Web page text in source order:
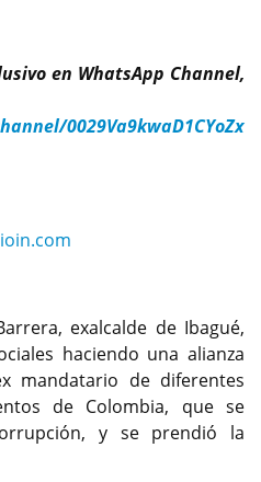
en WhatsApp Channel,
0029Va9kwaD1CYoZx
exalcalde de Ibagué,
haciendo una alianza
mandatario de diferentes
de Colombia, que se
y se prendió la